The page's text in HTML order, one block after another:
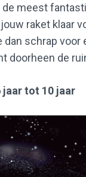
meest
raket klaar
dan schrap voor
doorheen de
tot 10 jaar